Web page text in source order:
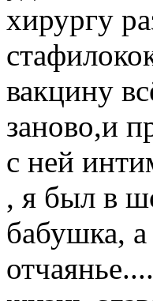
хирургу
вакцину
заново,и
с ней
, я был в
бабушка,